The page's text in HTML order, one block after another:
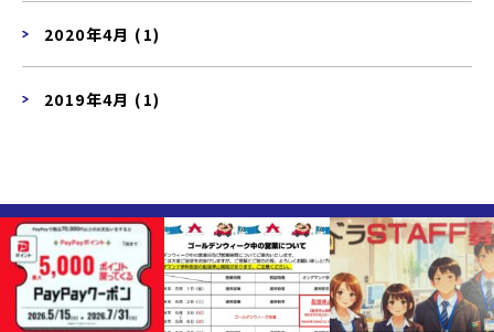
2020年4月 (1)
2019年4月 (1)